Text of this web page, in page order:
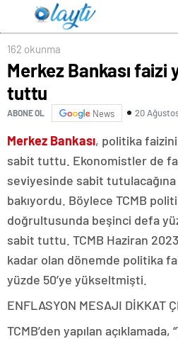
162 okunma
Merkez Bankası faizi
tuttu
ABONE OL News 20
Merkez Bankası, politika
sabit tuttu. Ekonomistler de
seviyesinde sabit
bakıyordu. Böylece TCMB
doğrultusunda beşinci defa
sabit tuttu. TCMB Haziran
kadar olan dönemde politika
yüzde 50’ye yükseltmişti.
ENFLASYON MESAJI DİKKAT
TCMB’den yapılan açıklamada,